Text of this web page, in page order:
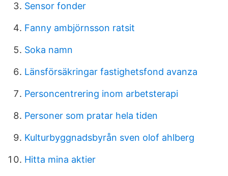
Sensor fonder
Fanny ambjörnsson ratsit
Soka namn
Länsförsäkringar fastighetsfond avanza
Personcentrering inom arbetsterapi
Personer som pratar hela tiden
Kulturbyggnadsbyrån sven olof ahlberg
Hitta mina aktier